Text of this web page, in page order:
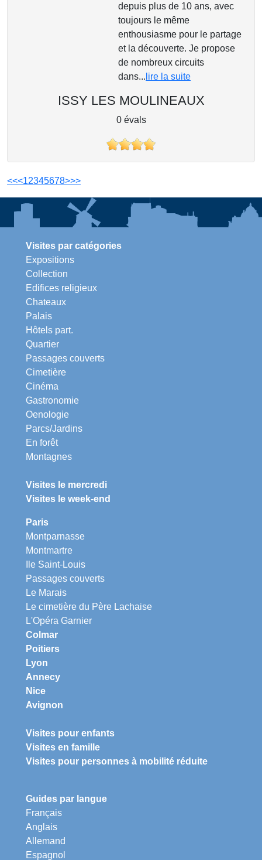
depuis plus de 10 ans, avec
toujours le même
enthousiasme pour le partage
et la découverte. Je propose
de nombreux circuits
dans... lire la suite
ISSY LES MOULINEAUX
0 évals
<<<12345678>>>
Visites par catégories
Expositions
Collection
Edifices religieux
Chateaux
Palais
Hôtels part.
Quartier
Passages couverts
Cimetière
Cinéma
Gastronomie
Oenologie
Parcs/Jardins
En forêt
Montagnes
Visites le mercredi
Visites le week-end
Paris
Montparnasse
Montmartre
Ile Saint-Louis
Passages couverts
Le Marais
Le cimetière du Père Lachaise
L'Opéra Garnier
Colmar
Poitiers
Lyon
Annecy
Nice
Avignon
Visites pour enfants
Visites en famille
Visites pour personnes à mobilité réduite
Guides par langue
Français
Anglais
Allemand
Espagnol